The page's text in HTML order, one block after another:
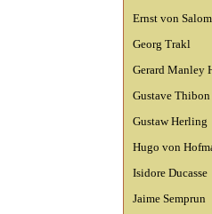
Ernst von
Georg Trakl
Gerard Manley
Gustave Thibon
Gustaw Herling
Hugo von
Isidore Ducasse
Jaime Semprun